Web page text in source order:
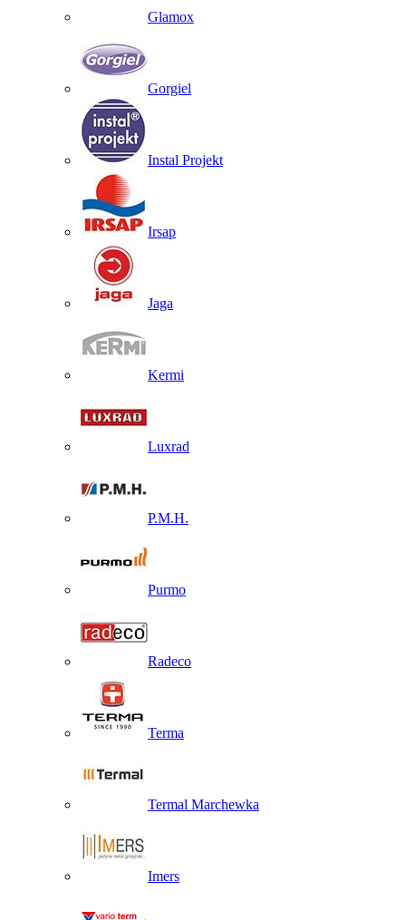
Glamox
Gorgiel
Instal Projekt
Irsap
Jaga
Kermi
Luxrad
P.M.H.
Purmo
Radeco
Terma
Termal Marchewka
Imers